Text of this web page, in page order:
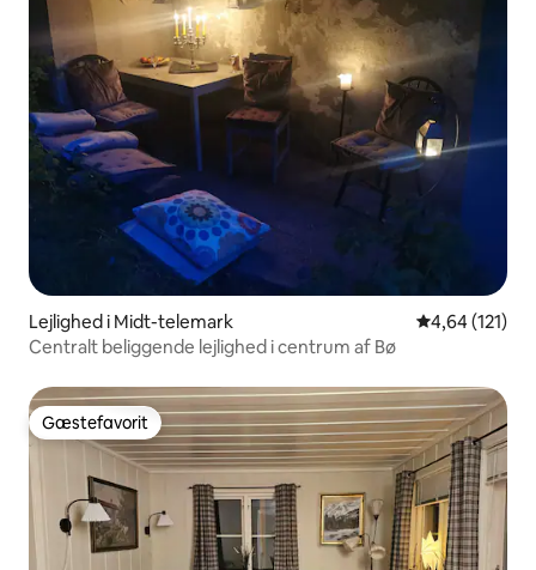
Lejlighed i Midt-telemark 4,64 ud af 5 i
4,64 (121)
Centralt beliggende lejlighed i centrum af Bø
Gæstefavorit
Gæstefavorit